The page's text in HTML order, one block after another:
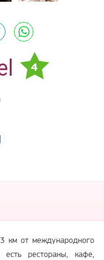
4
км от международного
рестораны, кафе,